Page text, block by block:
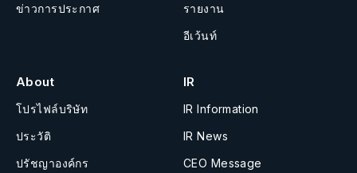
ข่าวการประกาศ
รายงาน
อีเว้นท์
About
โปรไฟล์บริษัท
ประวัติ
ปรัชญาองค์กร
IR
IR Information
IR News
CEO Message